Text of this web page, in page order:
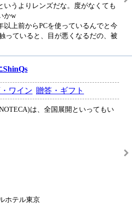
いうよりレンズだな。度がなくても
かw
以上前からPCを使っているんでと今
っていると、目が悪くなるだの、被
ワイン 贈答・ギフト
は、全国展開といってもい
ホテル東京